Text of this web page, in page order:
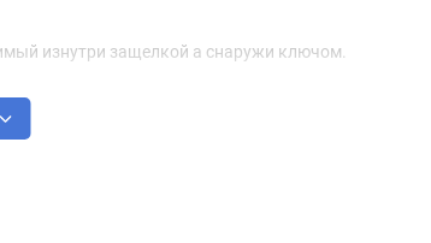
изнутри защелкой а снаружи ключом.